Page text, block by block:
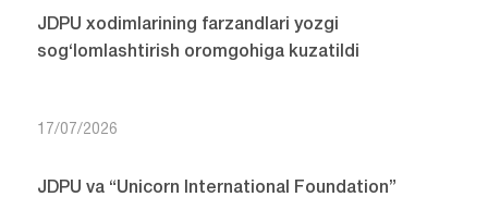
JDPU xodimlarining farzandlari yozgi
sog‘lomlashtirish oromgohiga kuzatildi
17/07/2026
JDPU va “Unicorn International Foundation”